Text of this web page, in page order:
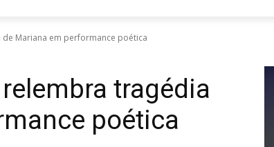
Mariana em performance poética
tragédia
poética